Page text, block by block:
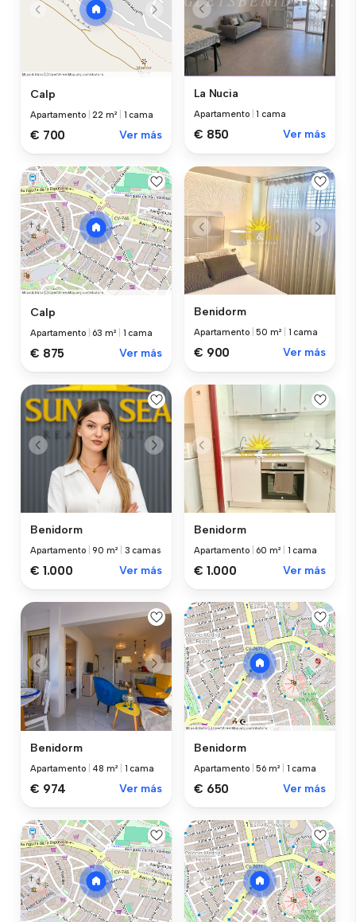
Calp
Apartamento |22 m² 1 cama
€ 700 Ver más
La Nucia
Apartamento |1 cama
€ 850 Ver más
Calp
Apartamento 63 m² 1 cama
€ 875 Ver más
Benidorm
Apartamento |50 m² 1 cama
€ 900 Ver más
Benidorm
Apartamento |90 m² 3 camas
€ 1.000 Ver más
Benidorm
Apartamento 60 m² 1 cama
€ 1.000 Ver más
Benidorm
Apartamento 48 m² 1 cama
€ 974 Ver más
Benidorm
Apartamento |56 m² 1 cama
€ 650 Ver más